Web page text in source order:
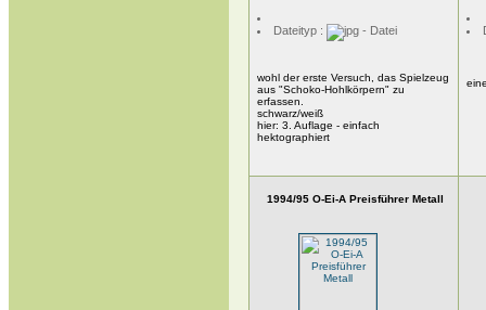
Dateityp :
wohl der erste Versuch, das Spielzeug
aus "Schoko-Hohlkörpern" zu
erfassen.
schwarz/weiß
hier: 3. Auflage - einfach
hektographiert
1994/95 O-Ei-A Preisführer Metall